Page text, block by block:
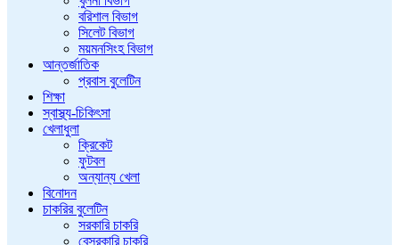
বরিশাল বিভাগ
সিলেট বিভাগ
ময়মনসিংহ বিভাগ
আন্তর্জাতিক
প্রবাস বুলেটিন
শিক্ষা
স্বাস্থ্য-চিকিৎসা
খেলাধুলা
ক্রিকেট
ফুটবল
অন্যান্য খেলা
বিনোদন
চাকরির বুলেটিন
সরকারি চাকরি
বেসরকারি চাকরি